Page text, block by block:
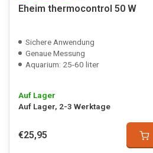
Eheim thermocontrol 50 W
Sichere Anwendung
Genaue Messung
Aquarium: 25-60 liter
Auf Lager
Auf Lager, 2-3 Werktage
€25,95